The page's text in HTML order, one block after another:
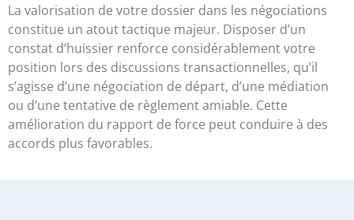
La valorisation de votre dossier dans les négociations
constitue un atout tactique majeur. Disposer d’un
constat d’huissier renforce considérablement votre
position lors des discussions transactionnelles, qu’il
s’agisse d’une négociation de départ, d’une médiation
ou d’une tentative de règlement amiable. Cette
amélioration du rapport de force peut conduire à des
accords plus favorables.